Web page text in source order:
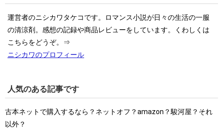
運営者のニシカワタケコです。ロマンス小説が日々の生活の一服
の清涼剤。感想の記録や商品レビューをしています。くわしくは
こちらをどうぞ。⇒
ニシカワのプロフィール
人気のある記事です
古本ネットで購入するなら？ネットオフ？amazon？駿河屋？それ
以外？